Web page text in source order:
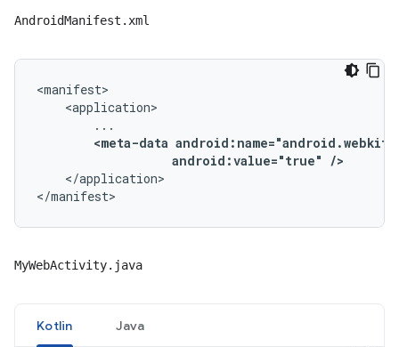
AndroidManifest.xml
<manifest>
    <application>
        ...
<meta-data
                   android:value="true" />
    </application>
</manifest>
MyWebActivity.java
Kotlin Java